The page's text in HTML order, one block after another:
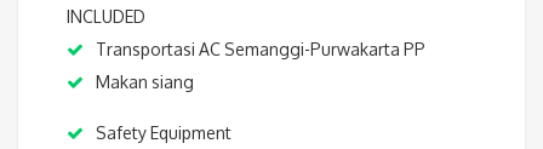
INCLUDED
Transportasi AC Semanggi-Purwakarta PP
Makan siang
Safety Equipment